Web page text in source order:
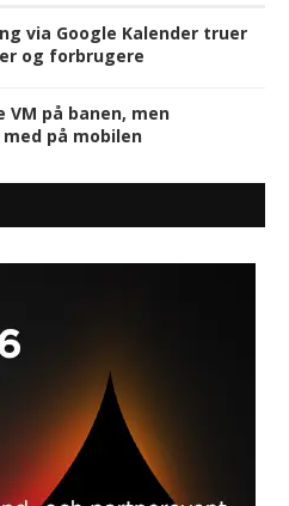
via Google Kalender truer
og forbrugere
VM på banen, men
på mobilen